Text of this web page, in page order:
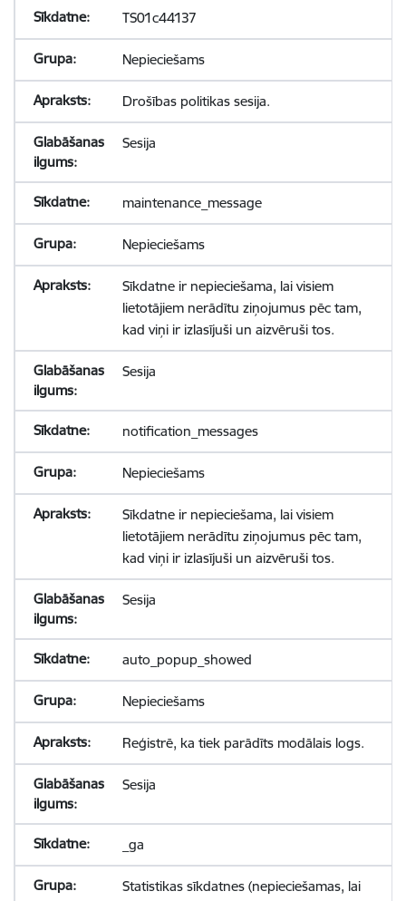
TS01c44137
Nepieciešams
Drošības politikas sesija.
Sesija
maintenance_message
Nepieciešams
Sīkdatne ir nepieciešama, lai visiem
lietotājiem nerādītu ziņojumus pēc tam,
kad viņi ir izlasījuši un aizvēruši tos.
Sesija
notification_messages
Nepieciešams
Sīkdatne ir nepieciešama, lai visiem
lietotājiem nerādītu ziņojumus pēc tam,
kad viņi ir izlasījuši un aizvēruši tos.
Sesija
auto_popup_showed
Nepieciešams
Reģistrē, ka tiek parādīts modālais logs.
Sesija
_ga
Statistikas sīkdatnes (nepieciešamas, lai